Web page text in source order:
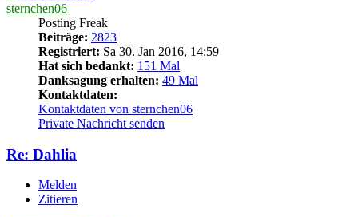
sternchen06
Posting Freak
Beiträge: 2823
Registriert: Sa 30. Jan 2016, 14:59
Hat sich bedankt: 151 Mal
Danksagung erhalten: 49 Mal
Kontaktdaten:
Kontaktdaten von sternchen06
Private Nachricht senden
Re: Dahlia
Melden
Zitieren